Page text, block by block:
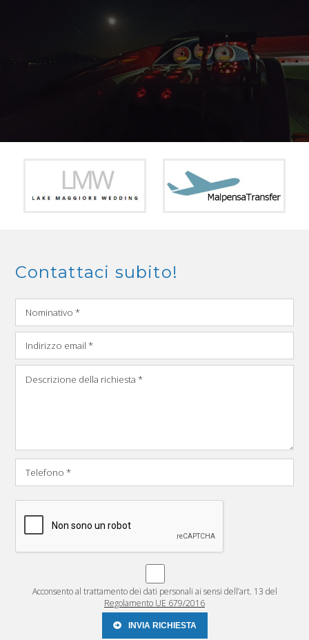
Contattaci subito!
Acconsento al trattamento dei dati personali ai sensi dell’art. 13 del
Regolamento UE 679/2016
INVIA RICHIESTA